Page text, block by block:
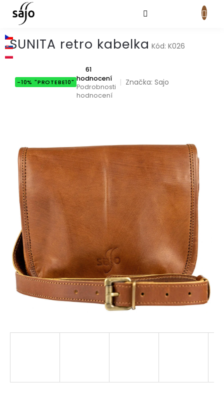
obsah
SUNITA retro kabelka Kód: K026
-10% "PROTEBE10"
Průměrné
hodnocení
produktu
je
61
hodnocení
Podrobnosti
hodnocení
Značka:Sajo